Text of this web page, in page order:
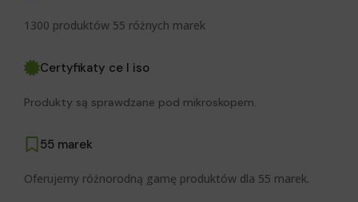
1300 produktów 55 różnych marek
Certyfikaty ce I iso
Produkty są sprawdzane pod mikroskopem.
55 marek
Oferujemy różnorodną gamę produktów dla 55 marek.